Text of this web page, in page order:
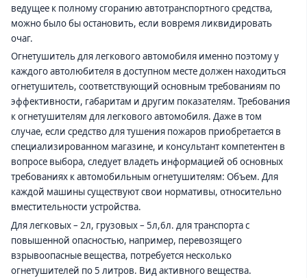
ведущее к полному сгоранию автотранспортного средства,
можно было бы остановить, если вовремя ликвидировать
очаг.
Огнетушитель длялегковогоавтомобиля именно поэтому у
каждого автолюбителя в доступном месте должен находиться
огнетушитель, соответствующий основным требованиям по
эффективности, габаритам и другим показателям. Требования
к огнетушителям длялегковогоавтомобиля. Даже в том
случае, если средство для тушения пожаров приобретается в
специализированном магазине, и консультант компетентен в
вопросе выбора, следует владеть информацией об основных
требованиях к автомобильным огнетушителям: Объем. Для
каждой машины существуют свои нормативы, относительно
вместительности устройства.
Для легковых – 2л, грузовых – 5л,6л. для транспорта с
повышенной опасностью, например, перевозящего
взрывоопасные вещества, потребуется несколько
огнетушителей по 5 литров. Вид активного вещества.